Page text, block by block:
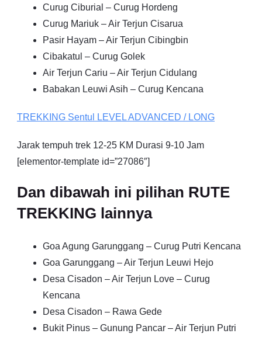
Curug Ciburial – Curug Hordeng
Curug Mariuk – Air Terjun Cisarua
Pasir Hayam – Air Terjun Cibingbin
Cibakatul – Curug Golek
Air Terjun Cariu – Air Terjun Cidulang
Babakan Leuwi Asih – Curug Kencana
TREKKING Sentul LEVEL ADVANCED / LONG
Jarak tempuh trek 12-25 KM Durasi 9-10 Jam
[elementor-template id=”27086″]
Dan dibawah ini pilihan RUTE
TREKKING lainnya
Goa Agung Garunggang – Curug Putri Kencana
Goa Garunggang – Air Terjun Leuwi Hejo
Desa Cisadon – Air Terjun Love – Curug
Kencana
Desa Cisadon – Rawa Gede
Bukit Pinus – Gunung Pancar – Air Terjun Putri